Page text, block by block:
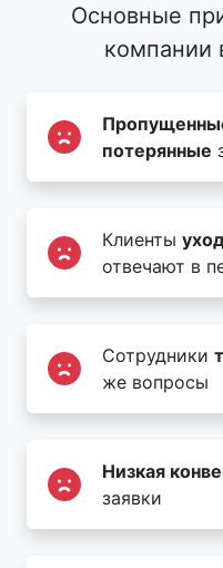
Основные
компании
потерянные
Клиенты
отвечают в
Сотрудники
же вопросы
Низкая
заявки